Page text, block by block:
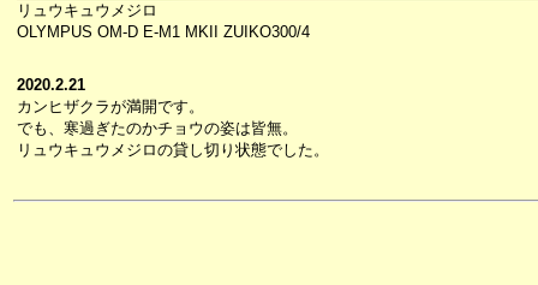
リュウキュウメジロ
OLYMPUS OM-D E-M1 MKII ZUIKO300/4
2020.2.21
カンヒザクラが満開です。
でも、寒過ぎたのかチョウの姿は皆無。
リュウキュウメジロの貸し切り状態でした。